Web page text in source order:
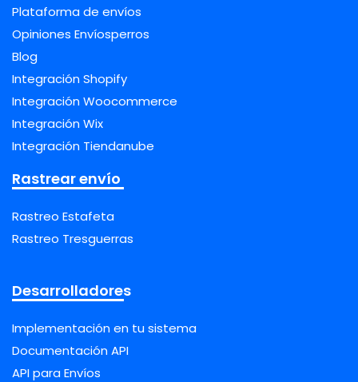
Plataforma de envíos
Opiniones Envíosperros
Blog
Integración Shopify
Integración Woocommerce
Integración Wix
Integración Tiendanube
Rastrear envío
Rastreo Estafeta
Rastreo Tresguerras
Desarrolladores
Implementación en tu sistema
Documentación API
API para Envíos